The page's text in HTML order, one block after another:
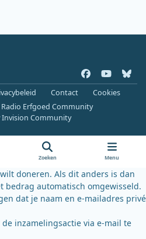
a
c
e
k
o
u
b
l
u
k
y
Contact
Cookies
Erfgoed Community
Invision Community
Zoeken Menu
doneren. Als dit anders is dan
bedrag automatisch omgewisseld.
dat je naam en e-mailadres privé
inzamelingsactie via e-mail te